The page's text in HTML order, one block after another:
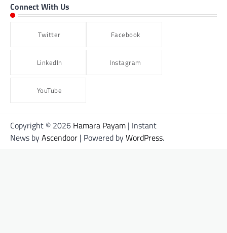
Connect With Us
Twitter Facebook
LinkedIn Instagram
YouTube
Copyright © 2026 Hamara Payam | Instant
News byAscendoor | Powered byWordPress.